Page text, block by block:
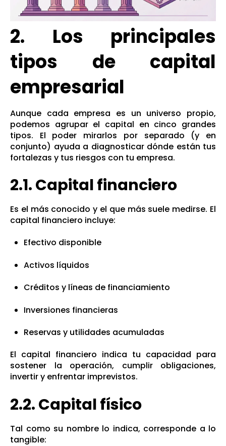
2. Los principales
tipos de capital
empresarial
Aunque cada empresa es un universo propio,
podemos agrupar el capital en cinco grandes
tipos. El poder mirarlos por separado (y en
conjunto) ayuda a diagnosticar dónde están tus
fortalezas y tus riesgos con tu empresa.
2.1. Capital financiero
Es el más conocido y el que más suele medirse. El
capital financiero incluye:
Efectivo disponible
Activos líquidos
Créditos y líneas de financiamiento
Inversiones financieras
Reservas y utilidades acumuladas
El capital financiero indica tu capacidad para
sostener la operación, cumplir obligaciones,
invertir y enfrentar imprevistos.
2.2. Capital físico
Tal como su nombre lo indica, corresponde a lo
tangible: